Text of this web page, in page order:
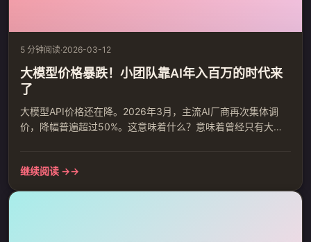
5 分钟阅读·2026-03-12
大模型价格暴跌！小团队靠AI年入百万的时代来
了
大模型API价格还在降。2026年3月，主流AI厂商再次集体调
价，降幅普遍超过50%。这意味着什么？意味着曾经只有大公
的真相过去训练一个大模型需要动用数千张GPU，耗资数百万
继续阅读 →